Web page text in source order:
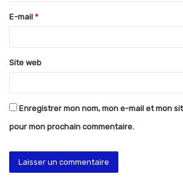
e
*
E-mail *
Site web
Enregistrer mon nom, mon e-mail et mon
pour mon prochain commentaire.